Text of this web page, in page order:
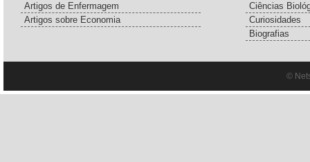
Artigos de Enfermagem
Artigos sobre Economia
Ciências
Curiosidades
Biografias
©